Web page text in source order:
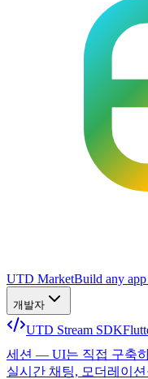
UTD MarketBuild any app
개발자
UTD Stream SDK
세션 — UI는 직접 구축
실시간 채팅, 모더레이